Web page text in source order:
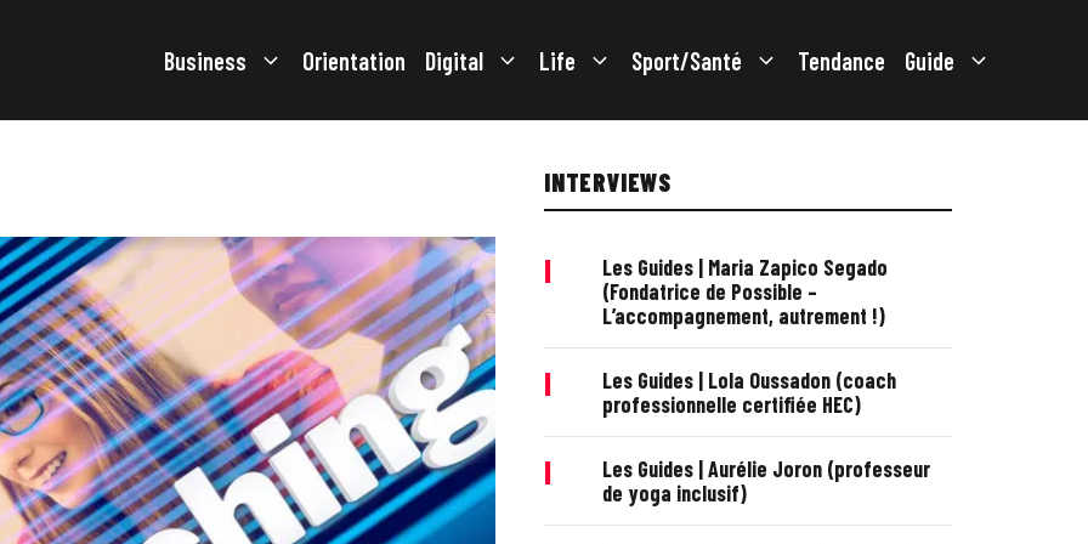
Business Orientation Digital Life Sport/Santé Tendance Guide
INTERVIEWS
|
Les Guides | Maria Zapico Segado
(Fondatrice de Possible –
L’accompagnement, autrement !)
|
Les Guides | Lola Oussadon (coach
professionnelle certifiée HEC)
|
Les Guides | Aurélie Joron (professeur
de yoga inclusif)